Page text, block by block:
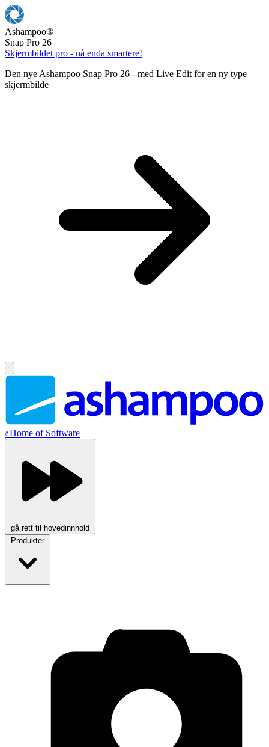
Ashampoo®
Snap Pro 26
Skjermbildet pro - nå enda smartere!
Den nye Ashampoo Snap Pro 26 - med Live Edit for en ny type
skjermbilde
//Home of Software
gå rett til hovedinnhold
Produkter